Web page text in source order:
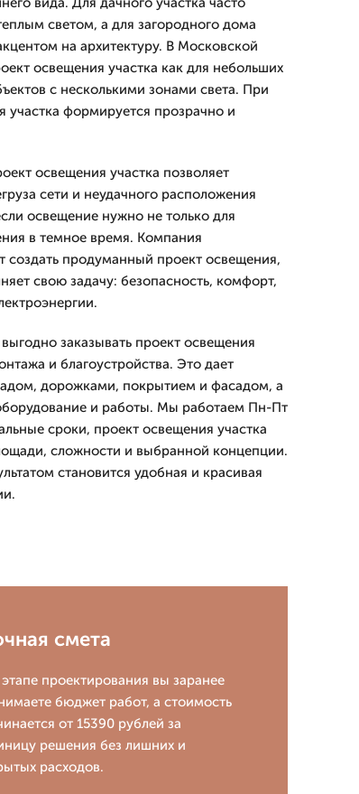
светом, а для загородного дома
на архитектуру. В Московской
освещения участка как для небольших
с несколькими зонами света. При
участка формируется прозрачно и
освещения участка позволяет
сети и неудачного расположения
освещение нужно не только для
в темное время. Компания
создать продуманный проект освещения,
свою задачу: безопасность, комфорт,
заказывать проект освещения
и благоустройства. Это дает
дорожками, покрытием и фасадом, а
и работы. Мы работаем Пн-Пт
сроки, проект освещения участка
сложности и выбранной концепции.
становится удобная и красивая
смета
проектирования вы заранее
бюджет работ, а стоимость
от 15390 рублей за
решения без лишних и
расходов.